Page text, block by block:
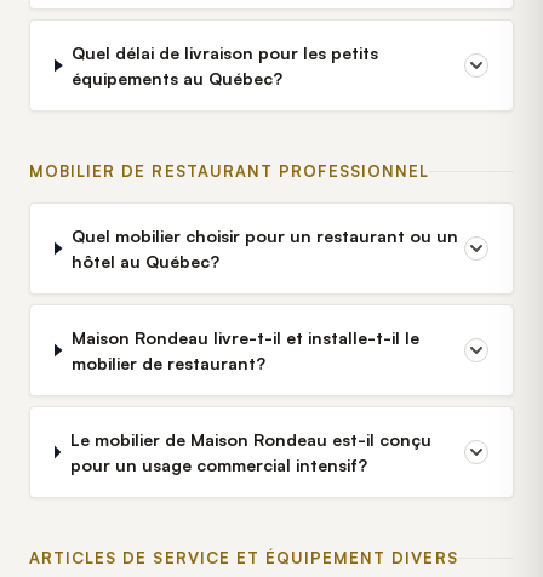
Quel délai de livraison pour les petits
équipements au Québec?
MOBILIER DE RESTAURANT PROFESSIONNEL
Quel mobilier choisir pour un restaurant ou un
hôtel au Québec?
Maison Rondeau livre-t-il et installe-t-il le
mobilier de restaurant?
Le mobilier de Maison Rondeau est-il conçu
pour un usage commercial intensif?
ARTICLES DE SERVICE ET ÉQUIPEMENT DIVERS